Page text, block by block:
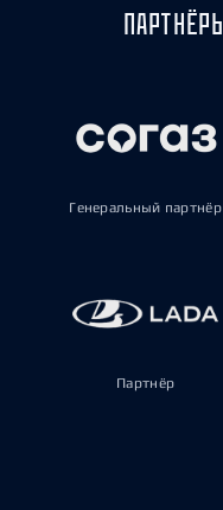
Генеральный партнёр
Партнёр